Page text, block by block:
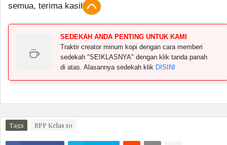
semua, terima kasih.
SEDEKAH ANDA PENTING UNTUK KAMI
Traktir creator minum kopi dengan cara memberi
sedekah "SEIKLASNYA" dengan klik tanda panah
di atas. Alasannya sedekah klik DISINI
Tags RPP Kelas 10